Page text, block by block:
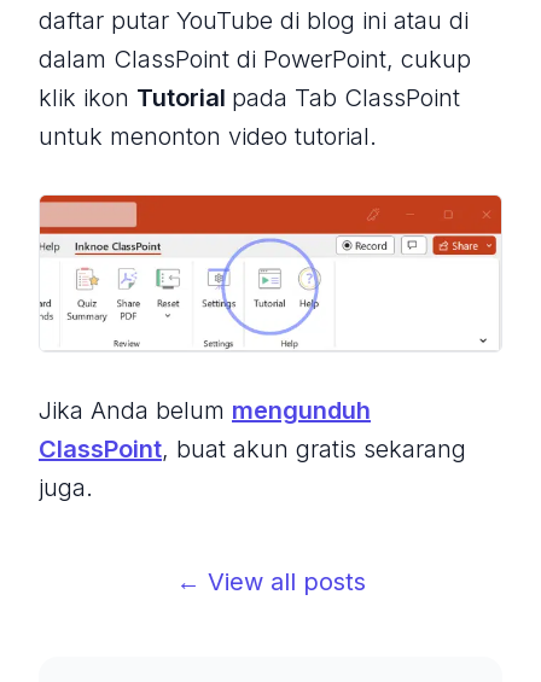
daftar putar YouTube di blog ini atau di
dalam ClassPoint di PowerPoint, cukup
klik ikon Tutorial pada Tab ClassPoint
untuk menonton video tutorial.
Jika Anda belum mengunduh
ClassPoint, buat akun gratis sekarang
juga.
← View all posts